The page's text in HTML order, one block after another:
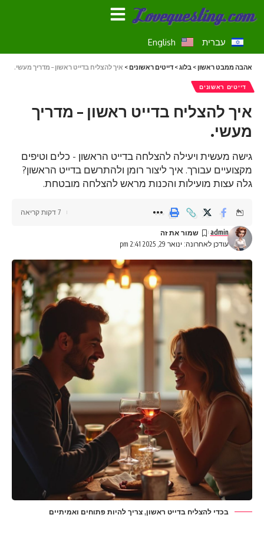
עברית English
אהבה ממבט ראשון > בלוג> דייטים ראשונים > איך להצליח בדייט ראשון – מדריך מעשי.
דייטים ראשונים
איך להצליח בדייט ראשון – מדריך
מעשי.
גישה מעשית ויעילה להצלחה בדייט הראשון - כלים וטיפים
מקצועיים עבורך. איך ליצור רומן ולהתרשם בדייט הראשון?
גלה עצות מועילות והכנות מראש להצלחה מובטחת.
עודכן לאחרונה: ינואר 29, 2025 2:41 pm
admin
7 דקות קריאה
בכדי להצליח בדייט ראשון, צריך להיות פתוחים ואמיתיים